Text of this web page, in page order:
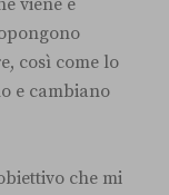
viene e
così come lo
e cambiano
che mi